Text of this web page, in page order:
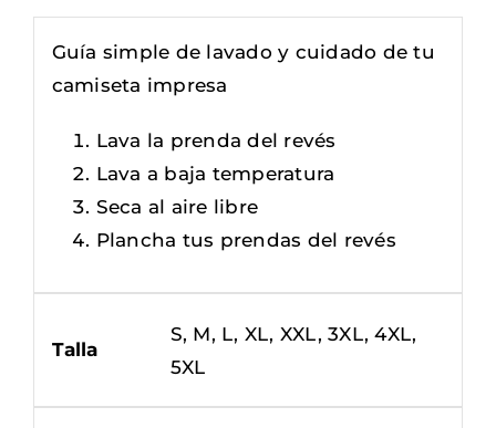
Guía simple de lavado y cuidado de tu
camiseta impresa
Lava la prenda del revés
Lava a baja temperatura
Seca al aire libre
Plancha tus prendas del revés
Talla
S, M, L, XL, XXL, 3XL, 4XL,
5XL